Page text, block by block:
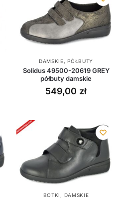
DAMSKIE,PÓŁBUTY
Solidus 49500-20619 GREY
półbuty damskie
549,00 zł
BOTKI , DAMSKIE